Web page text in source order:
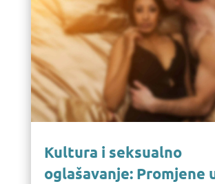
Kultura i seksualno
oglašavanje: Promjene